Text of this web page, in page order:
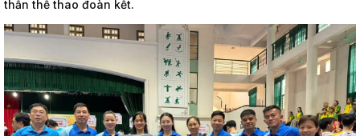
thần thể thao đoàn kết.